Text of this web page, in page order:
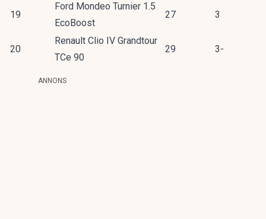
19
Ford Mondeo Turnier 1.5
EcoBoost
27 3
20
Renault Clio IV Grandtour
TCe 90
29 3-
ANNONS